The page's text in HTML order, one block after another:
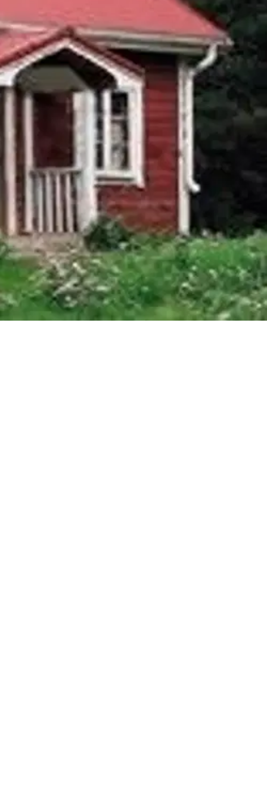
suomalaisesta hirsirakentamisen perinteestä esihistoriasta
hoitamisesta. Tekstiä havainnollistaa runsas valokuva- ja
vanhan hirsitalon omistajalle.